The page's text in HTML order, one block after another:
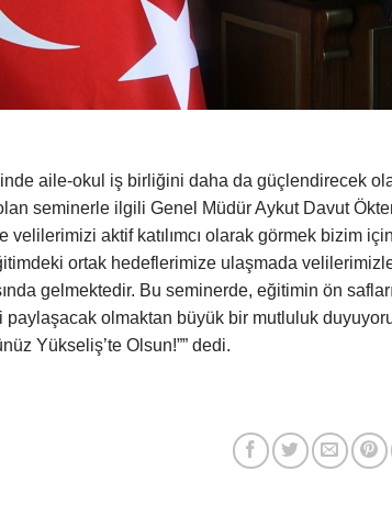
aile-okul iş birliğini daha da güçlendirecek
seminerle ilgili Genel Müdür Aykut Davut
velilerimizi aktif katılımcı olarak görmek bizim
ortak hedeflerimize ulaşmada
gelmektedir. Bu seminerde, eğitimin ön
olmaktan büyük bir mutluluk
Yükseliş’te Olsun!”” dedi.